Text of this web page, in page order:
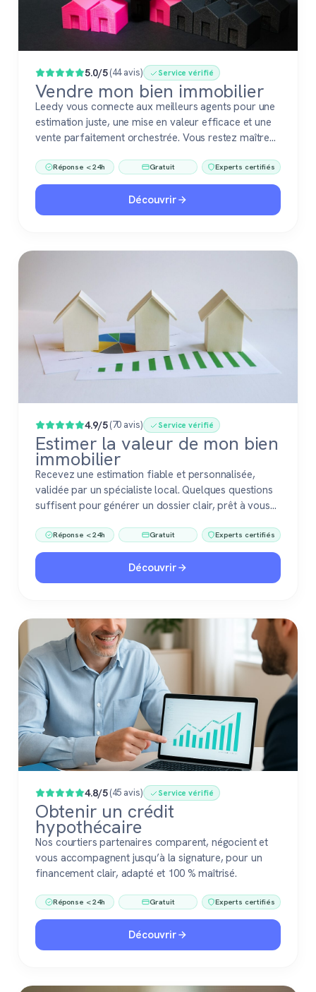
Populaire
5.0/5(44 avis) Service vérifié
Vendre mon bien immobilier
Leedy vous connecte aux meilleurs agents pour une
estimation juste, une mise en valeur efficace et une
vente parfaitement orchestrée. Vous restez maître
Réponse < 24h Gratuit Experts certifiés
Découvrir
4.9/5(70 avis) Service vérifié
Estimer la valeur de mon bien
immobilier
Recevez une estimation fiable et personnalisée,
validée par un spécialiste local. Quelques questions
suffisent pour générer un dossier clair, prêt à vous
immobilier. Gratuit, sans engagement, 100 %
confiance.
Réponse < 24h Gratuit Experts certifiés
Découvrir
4.8/5(45 avis) Service vérifié
Obtenir un crédit
hypothécaire
Nos courtiers partenaires comparent, négocient et
vous accompagnent jusqu’à la signature, pour un
financement clair, adapté et 100 % maîtrisé.
Réponse < 24h Gratuit Experts certifiés
Découvrir